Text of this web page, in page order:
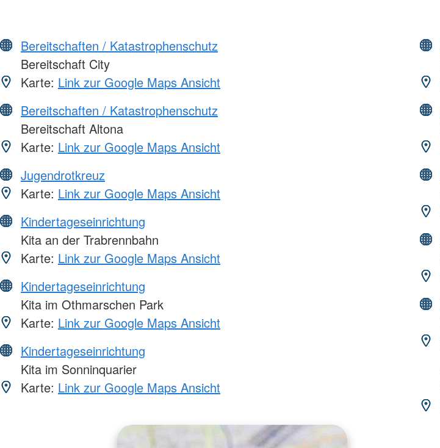
Bereitschaften / Katastrophenschutz
Bereitschaft City
Karte: Link zur Google Maps Ansicht
Bereitschaften / Katastrophenschutz
Bereitschaft Altona
Karte: Link zur Google Maps Ansicht
Jugendrotkreuz
Karte: Link zur Google Maps Ansicht
Kindertageseinrichtung
Kita an der Trabrennbahn
Karte: Link zur Google Maps Ansicht
Kindertageseinrichtung
Kita im Othmarschen Park
Karte: Link zur Google Maps Ansicht
Kindertageseinrichtung
Kita im Sonninquarier
Karte: Link zur Google Maps Ansicht